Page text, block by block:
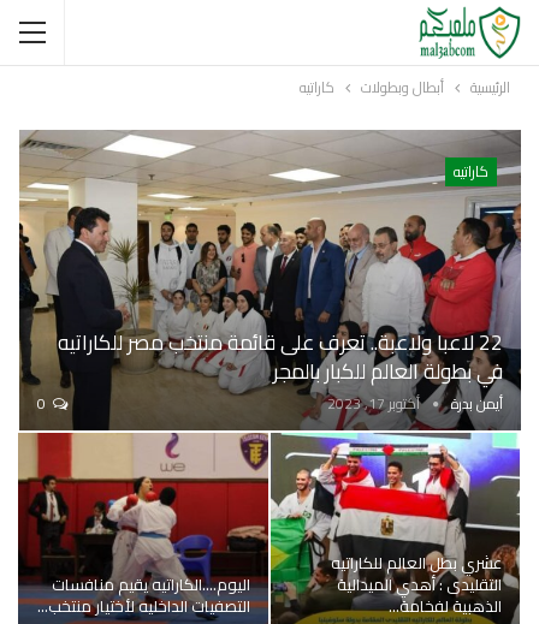
الرئيسية أبطال وبطولات كاراتيه
كاراتيه
22 لاعبا ولاعبة.. تعرف على قائمة منتخب مصر للكاراتيه
في بطولة العالم للكبار بالمجر
أيمن بدرة أكتوبر 17, 2023
عشري بطل العالم للكاراتيه
التقليدى : أهدي الميدالية
الذهبية لفخامة…
اليوم….الكاراتيه يقيم منافسات
التصفيات الداخليه لأختيار منتخب…